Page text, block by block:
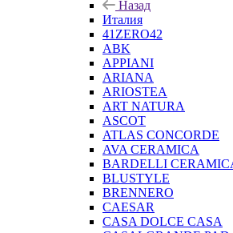
Назад
Италия
41ZERO42
ABK
APPIANI
ARIANA
ARIOSTEA
ART NATURA
ASCOT
ATLAS CONCORDE
AVA CERAMICA
BARDELLI
BLUSTYLE
BRENNERO
CAESAR
CASA DOLCE CASA